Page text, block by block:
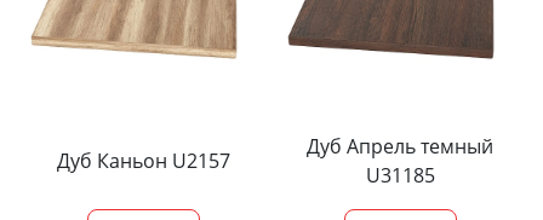
Дуб Каньон U2157
Дуб Апрель темный
U31185